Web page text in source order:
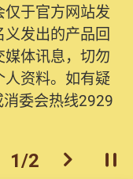
于官方网站发
发出的产品回
体讯息，切勿
资料。如有疑
委会热线2929
上一个
1/2 下一个开